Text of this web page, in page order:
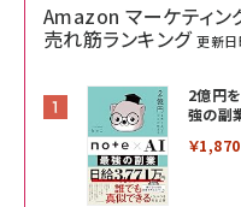
Amazon マーケティン
売れ筋ランキング 更新
2億円
強の副
￥1,870